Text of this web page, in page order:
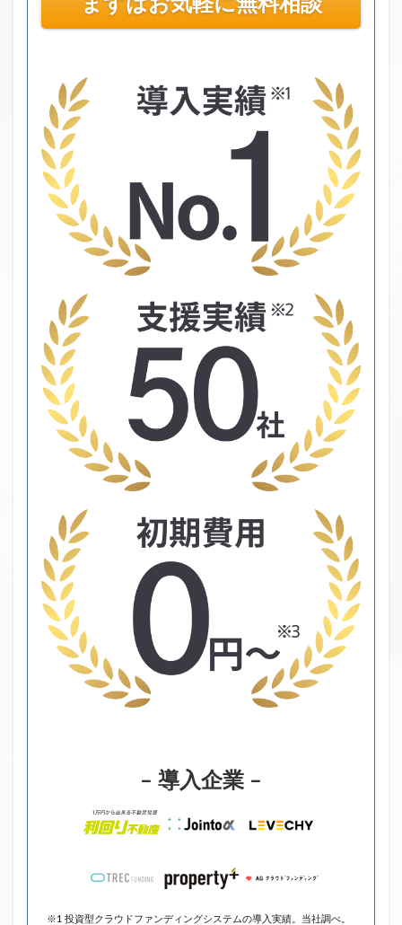
– 導入企業 –
※1 投資型クラウドファンディングシステムの導入実績。当社調べ。